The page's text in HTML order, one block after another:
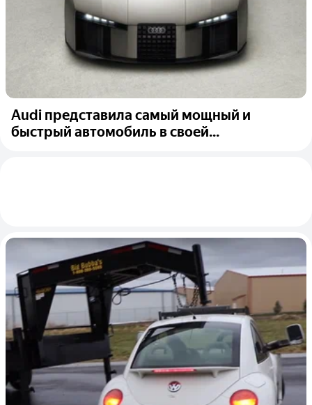
Audi представила самый мощный и
быстрый автомобиль в своей...